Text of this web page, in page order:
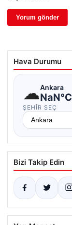
Hava Durumu
☁Ankara
NaN°C
ŞEHIR SEÇ
Bizi Takip Edin